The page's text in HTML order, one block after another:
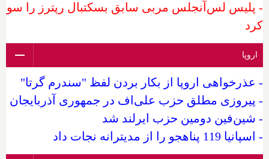
- پلیس لس‌آنجلس مربی سابق بسکتبال رپترز را سو
کرد
اروپا
- عذرخواهی اروپا از بکار بردن لفظ "سندرم گرتا"
- پیروزی مطلق حزب علی‌اف در جمهوری آذربایجان
- شین‌فین دومین حزب ایرلند شد
- اسپانیا 119 پناهجو را از مدیترانه نجات داد